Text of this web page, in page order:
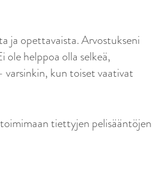
ja opettavaista. Arvostukseni
helppoa olla selkeä,
varsinkin, kun toiset vaativat
tiettyjen pelisääntöjen